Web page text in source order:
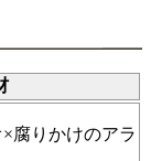
腐りかけのアラ